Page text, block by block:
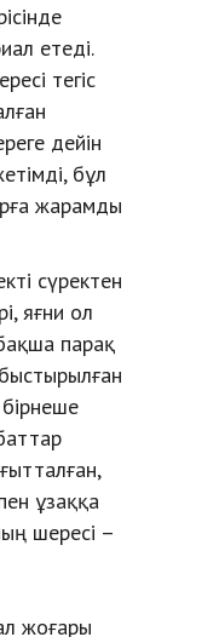
етеді.
тегіс
дейін
бұл
жарамды
сүректен
яғни ол
парақ
ұзаққа
шересі –
жоғары